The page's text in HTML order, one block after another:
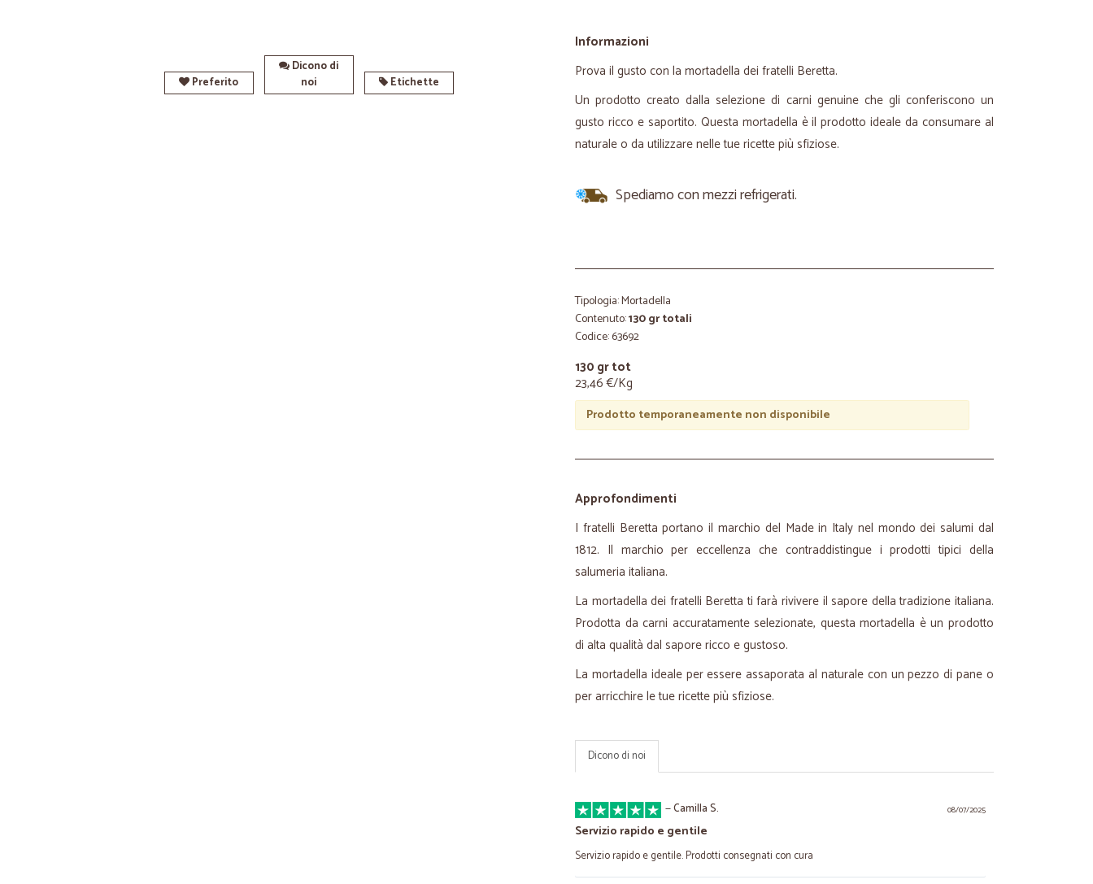
Preferito
Dicono di
noi
Etichette
Informazioni
Prova il gusto con la mortadella dei fratelli Beretta.
Un prodotto creato dalla selezione di carni genuine che gli conferiscono un
gusto ricco e saportito. Questa mortadella è il prodotto ideale da consumare al
naturale o da utilizzare nelle tue ricette più sfiziose.
Spediamo con mezzi refrigerati.
Tipologia: Mortadella
Contenuto:130 gr totali
Codice: 63692
130 gr tot
23,46 €/Kg
Prodotto temporaneamente non disponibile
Approfondimenti
I fratelli Beretta portano il marchio del Made in Italy nel mondo dei salumi dal
1812. Il marchio per eccellenza che contraddistingue i prodotti tipici della
salumeria italiana.
La mortadella dei fratelli Beretta ti farà rivivere il sapore della tradizione italiana.
Prodotta da carni accuratamente selezionate, questa mortadella è un prodotto
di alta qualità dal sapore ricco e gustoso.
La mortadella ideale per essere assaporata al naturale con un pezzo di pane o
per arricchire le tue ricette più sfiziose.
Dicono di noi
08/07/2025
—Camilla S.
Servizio rapido e gentile
Servizio rapido e gentile. Prodotti consegnati con cura